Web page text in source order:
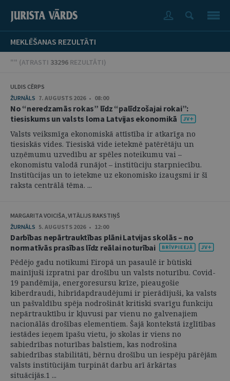
MEKLĒŠANAS REZULTĀTI
"" (ATRASTI 33296 REZULTĀTI)
ULDIS CĒRPS
ŽURNĀLS 7. AUGUSTS 2026 • 08:00
No “neredzamās rokas” līdz “palīdzošajai rokai”:
tiesiskums un valsts loma Latvijas ekonomikā
Valsts veiksmīga ekonomiskā attīstība ir atkarīga no
tiesiskās vides. Tiesiskā vide ietekmē patērētāju un
uzņēmumu uzvedību ar spēles noteikumu vai –
ekonomistu valodā runājot – institūciju starpniecību.
Institūcijas un to ietekme uz ekonomisko izaugsmi ir šī
raksta centrālā tēma. ...
MARGARITA VOICIŠA, VITĀLIJS RAKSTIŅŠ
ŽURNĀLS 5. AUGUSTS 2026 • 12:00
Darbības nepārtrauktības plāni Latvijas skolās – no
normatīvās prasības līdz reālai noturībai
Pēdējo gadu notikumi Eiropā un pasaulē ir būtiski
mainījuši izpratni par drošību un valsts noturību. Covid-
19 pandēmija, energoresursu krīze, pieaugošie
kiberdraudi, hibrīdapdraudējumi ir pierādījuši, ka valsts
un pašvaldību spēja nodrošināt kritiski svarīgu funkciju
nepārtrauktību ir kļuvusi par vienu no galvenajiem
nacionālās drošības elementiem. Šajā kontekstā izglītības
iestādes ieņem īpašu vietu, jo skolas ir viens no
sabiedrības noturības balstiem, kas nodrošina
sabiedrības stabilitāti, bērnu drošību un iespēju pārējām
valsts institūcijām turpināt darbu arī ārkārtas
situācijās.1 ...